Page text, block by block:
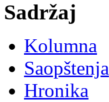
Sadržaj
Kolumna
Saopštenja
Hronika